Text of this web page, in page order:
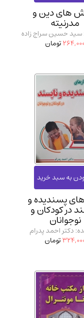
های دین و
مدرنیته
سید حسین سراج زاده
264,000تومان
های پسندیده و
در کودکان و
نوجوانان
دکتر احمد پدرام
تومان